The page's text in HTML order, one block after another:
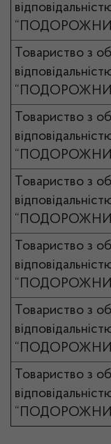
“ПОДОРОЖНИК
Товариство з
“ПОДОРОЖНИК
Товариство з
“ПОДОРОЖНИК
Товариство з
“ПОДОРОЖНИК
Товариство з
“ПОДОРОЖНИК
Товариство з
“ПОДОРОЖНИК
Товариство з
“ПОДОРОЖНИК